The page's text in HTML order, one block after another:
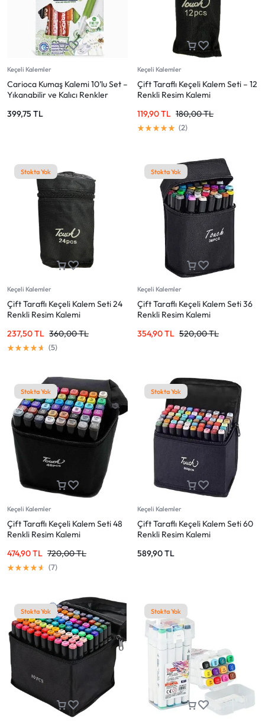
Keçeli Kalemler
Carioca Kumaş Kalemi 10’lu Set –
Yıkanabilir ve Kalıcı Renkler
399,75 TL
Keçeli Kalemler
Çift Taraflı Keçeli Kalem Seti – 12
Renkli Resim Kalemi
180,00TL
119,90TL
2
Stokta Yok
Keçeli Kalemler
Çift Taraflı Keçeli Kalem Seti 24
Renkli Resim Kalemi
360,00TL
237,50TL
5
Stokta Yok
Keçeli Kalemler
Çift Taraflı Keçeli Kalem Seti 36
Renkli Resim Kalemi
520,00TL
354,90TL
Stokta Yok
Keçeli Kalemler
Çift Taraflı Keçeli Kalem Seti 48
Renkli Resim Kalemi
720,00TL
474,90TL
7
Stokta Yok
Keçeli Kalemler
Çift Taraflı Keçeli Kalem Seti 60
Renkli Resim Kalemi
589,90TL
Stokta Yok Stokta Yok